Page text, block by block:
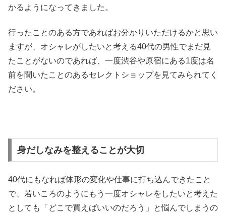
かるようになってきました。
行ったことのある方であればお分かりいただけるかと思い
ますが、オシャレがしたいと考える40代の男性でまだ見
たことがないのであれば、一度渋谷や原宿にある1度は名
前を聞いたことのあるセレクトショップを見てみられてく
ださい。
身だしなみを整えることが大切
40代にもなれば体形の変化や仕事に打ち込んできたこと
で、若いころのようにもう一度オシャレをしたいと考えた
としても「どこで買えばいいのだろう」と悩んでしまうの